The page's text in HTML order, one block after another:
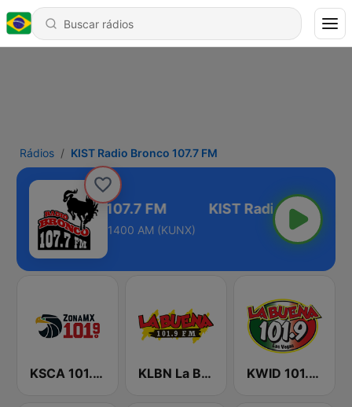
Rádios KIST Radio Bronco 107.7 FM
Radio Bronco 107.7 FM
1400 AM (KUNX)
KSCA 101.9 Los Angeles FM (US Only) KLBN La Buena 101.9 FM KWID 101.9 La Buena